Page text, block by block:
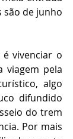
são de junho
é vivenciar o
viagem pela
algo
difundido
do trem
Por mais